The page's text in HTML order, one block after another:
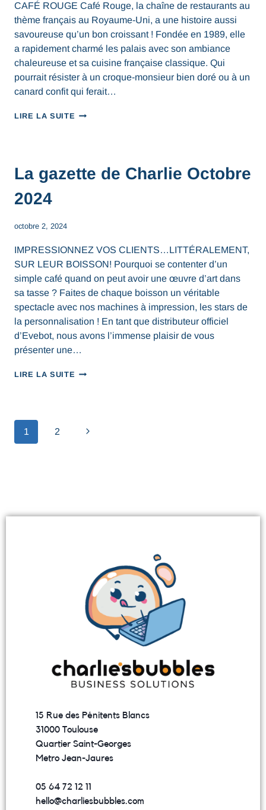
CAFÉ ROUGE Café Rouge, la chaîne de restaurants au
thème français au Royaume-Uni, a une histoire aussi
savoureuse qu’un bon croissant ! Fondée en 1989, elle
a rapidement charmé les palais avec son ambiance
chaleureuse et sa cuisine française classique. Qui
pourrait résister à un croque-monsieur bien doré ou à un
canard confit qui ferait…
LIRE LA SUITE
La gazette de Charlie Octobre
2024
octobre 2, 2024
IMPRESSIONNEZ VOS CLIENTS…LITTÉRALEMENT,
SUR LEUR BOISSON! Pourquoi se contenter d’un
simple café quand on peut avoir une œuvre d’art dans
sa tasse ? Faites de chaque boisson un véritable
spectacle avec nos machines à impression, les stars de
la personnalisation ! En tant que distributeur officiel
d’Evebot, nous avons l’immense plaisir de vous
présenter une…
LIRE LA SUITE
1 2
15 Rue des Pénitents Blancs
31000 Toulouse
Quartier Saint-Georges
Metro Jean-Jaures
05 64 72 12 11
hello@charliesbubbles.com